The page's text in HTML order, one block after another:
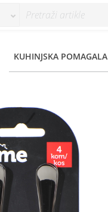
KUHINJSKA POMAGALA